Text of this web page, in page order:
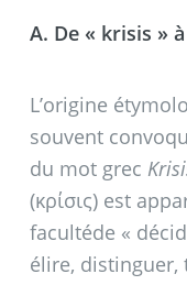
A. De « krisis »
L’origine
souvent
du mot grec
(κρίσις) est
facultéde «
élire, distinguer,